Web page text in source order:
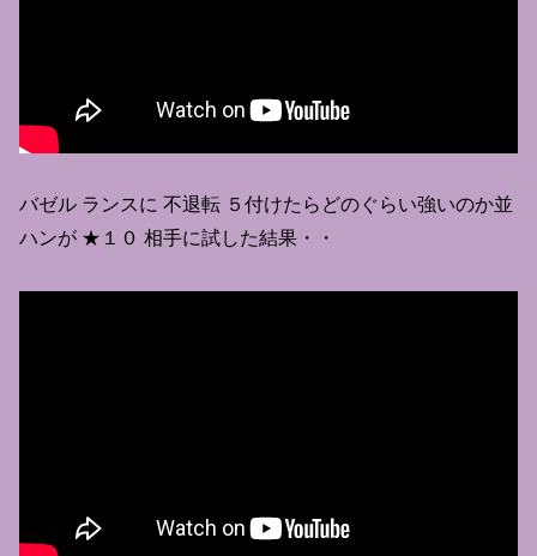
バゼル ランスに 不退転 ５付けたらどのぐらい強いのか並
ハンが ★１０ 相手に試した結果・・